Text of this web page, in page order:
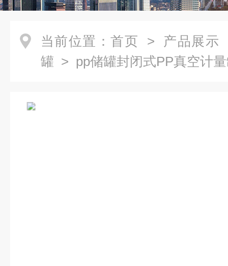
当前位置： 首页 > 产品展示
罐 > pp储罐封闭式PP真空计